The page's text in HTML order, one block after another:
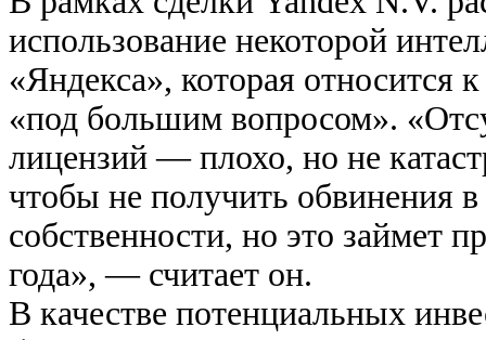
использование некоторой
«Яндекса», которая относится
«под большим вопросом».
лицензий — плохо, но не
чтобы не получить обвинения
собственности, но это займет
года», — считает он.
В качестве потенциальных